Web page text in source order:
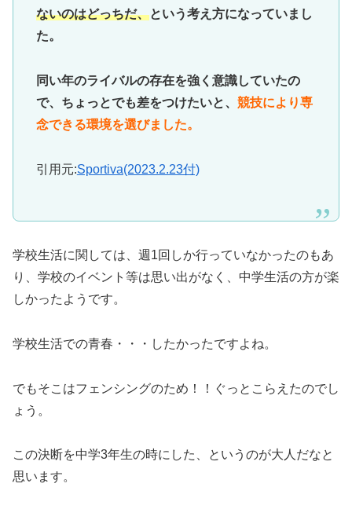
ないのはどっちだ、という考え方になっていまし
た。
同い年のライバルの存在を強く意識していたの
で、ちょっとでも差をつけたいと、 競技により専
念できる環境を選びました。
引用元:Sportiva(2023.2.23付)
学校生活に関しては、週1回しか行っていなかったのもあ
り、学校のイベント等は思い出がなく、中学生活の方が楽
しかったようです。
学校生活での青春・・・したかったですよね。
でもそこはフェンシングのため！！ぐっとこらえたのでし
ょう。
この決断を中学3年生の時にした、というのが大人だなと
思います。